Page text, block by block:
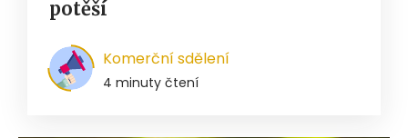
potěší
Komerční sdělení
4 minuty čtení